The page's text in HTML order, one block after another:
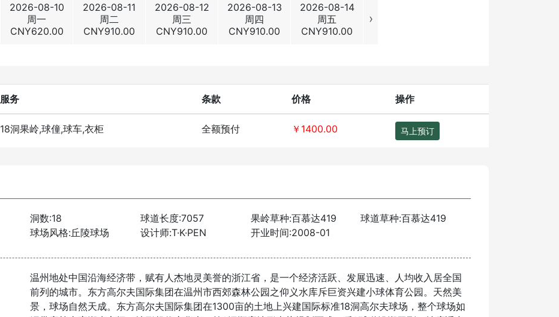
2026-08-10
周一
CNY620.00
2026-08-11
周二
CNY910.00
2026-08-12
周三
CNY910.00
2026-08-13
周四
CNY910.00
2026-08-14
周五
CNY910.00
›
服务 条款 价格 操作
18洞果岭,球僮,球车,衣柜 全额预付 ￥1400.00 马上预订
洞数:18 球道长度:7057 果岭草种:百慕达419
球道草种:百慕达419
球场风格:丘陵球场
设计师:T·K·PEN 开业时间:2008-01
温州地处中国沿海经济带，赋有人杰地灵美誉的浙江省，是一个经济活跃、发展迅速、人均收入居全国
前列的城市。东方高尔夫国际集团在温州市西郊森林公园之仰义水库斥巨资兴建小球体育公园。天然美
景，球场自然天成。东方高尔夫国际集团在1300亩的土地上兴建国际标准18洞高尔夫球场，整个球场如